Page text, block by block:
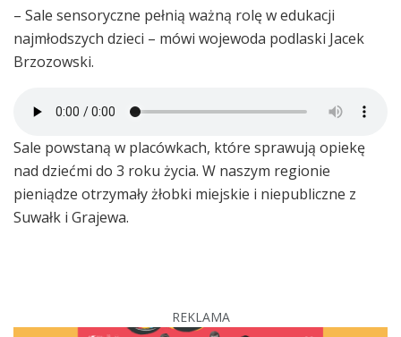
– Sale sensoryczne pełnią ważną rolę w edukacji
najmłodszych dzieci – mówi wojewoda podlaski Jacek
Brzozowski.
Sale powstaną w placówkach, które sprawują opiekę
nad dziećmi do 3 roku życia. W naszym regionie
pieniądze otrzymały żłobki miejskie i niepubliczne z
Suwałk i Grajewa.
REKLAMA